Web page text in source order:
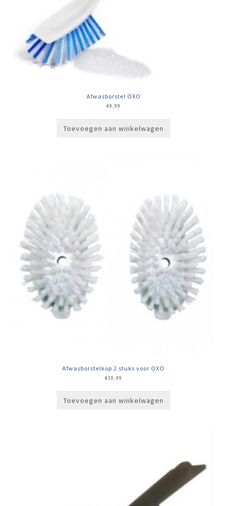
Afwasborstel OXO
€9,99
Toevoegen aan winkelwagen
Afwasborstelkop 2 stuks voor OXO
€10,99
Toevoegen aan winkelwagen